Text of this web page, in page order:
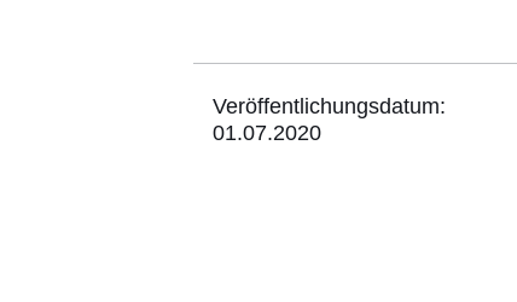
Veröffentlichungsdatum:
01.07.2020